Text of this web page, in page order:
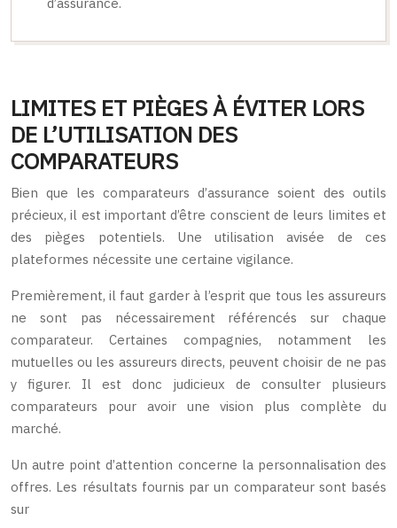
LIMITES ET PIÈGES À ÉVITER LORS
DE L’UTILISATION DES
COMPARATEURS
Bien que les comparateurs d’assurance soient des outils
précieux, il est important d’être conscient de leurs limites et
des pièges potentiels. Une utilisation avisée de ces
plateformes nécessite une certaine vigilance.
Premièrement, il faut garder à l’esprit que tous les assureurs
ne sont pas nécessairement référencés sur chaque
comparateur. Certaines compagnies, notamment les
mutuelles ou les assureurs directs, peuvent choisir de ne pas
y figurer. Il est donc judicieux de consulter plusieurs
comparateurs pour avoir une vision plus complète du
marché.
Un autre point d’attention concerne la personnalisation des
offres. Les résultats fournis par un comparateur sont basés
sur